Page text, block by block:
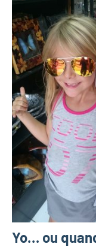
Yo… ou